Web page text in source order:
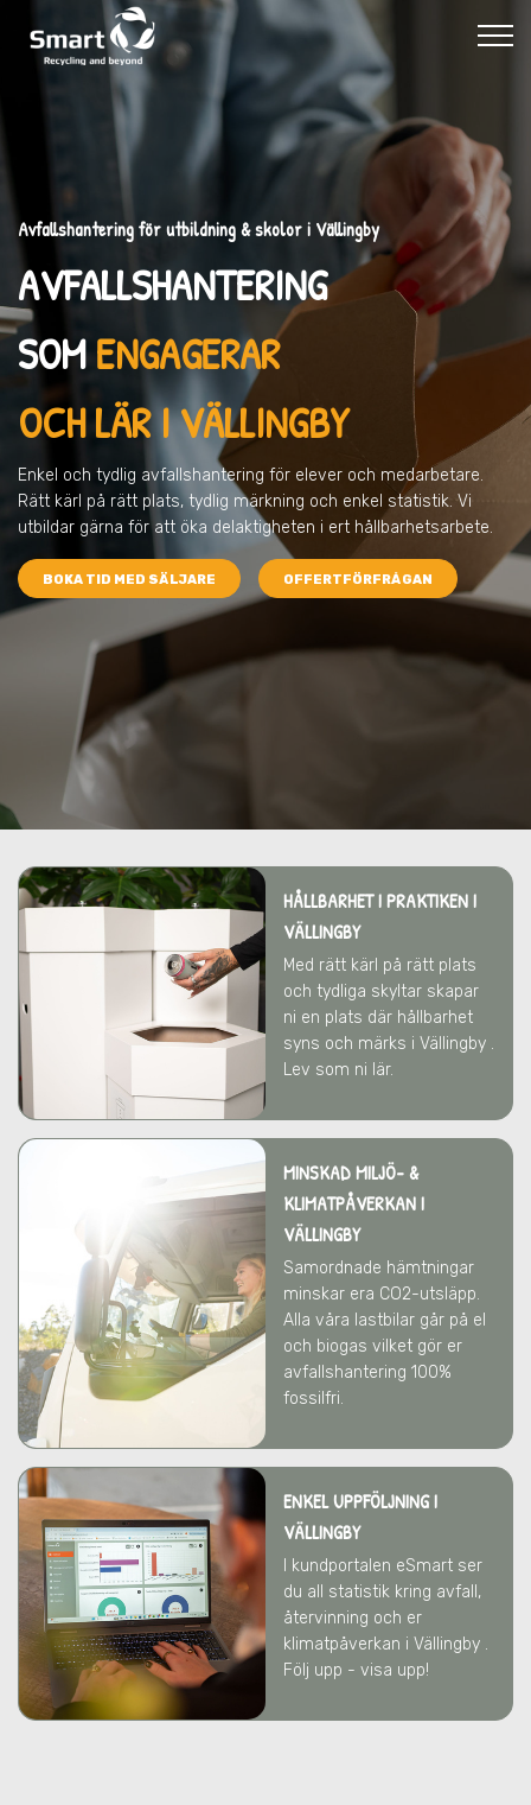
Avfallshantering för utbildning & skolor i Vällingby
AVFALLSHANTERING
SOMENGAGERAR
OCH LÄR I VÄLLINGBY
Enkel och tydlig avfallshantering för elever och medarbetare.
Rätt kärl på rätt plats, tydlig märkning och enkel statistik. Vi
utbildar gärna för att öka delaktigheten i ert hållbarhetsarbete.
BOKA TID MED SÄLJARE OFFERTFÖRFRÅGAN
HÅLLBARHET I PRAKTIKEN I
VÄLLINGBY
Med rätt kärl på rätt plats
och tydliga skyltar skapar
ni en plats där hållbarhet
syns och märks i Vällingby .
Lev som ni lär.
MINSKAD MILJÖ- &
KLIMATPÅVERKANI
VÄLLINGBY
Samordnade hämtningar
minskar era CO2-utsläpp.
Alla våra lastbilar går på el
och biogas vilket gör er
avfallshantering 100%
fossilfri.
ENKEL UPPFÖLJNING I
VÄLLINGBY
I kundportalen eSmart ser
du all statistik kring avfall,
återvinning och er
klimatpåverkan i Vällingby .
Följ upp - visa upp!